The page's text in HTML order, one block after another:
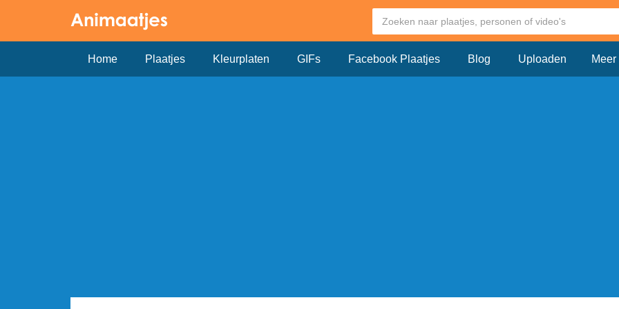
Home Plaatjes Kleurplaten GIFs Facebook Plaatjes Blog Uploaden Meer